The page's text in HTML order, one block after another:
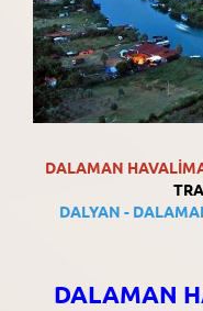
DALAMAN
DALYAN -
DALAMAN